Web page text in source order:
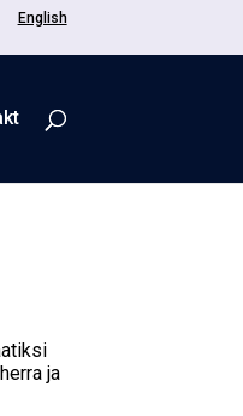
English
ja